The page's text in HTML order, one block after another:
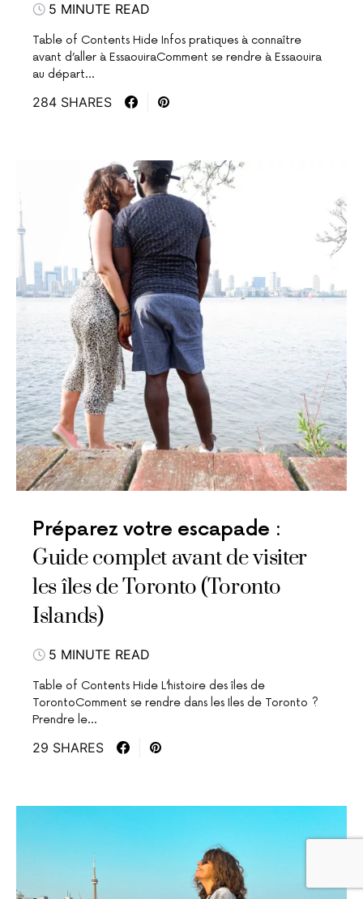
5 MINUTE READ
Table of Contents Hide Infos pratiques à connaître
avant d’aller à EssaouiraComment se rendre à Essaouira
au départ…
284 SHARES
Préparez votre escapade :
Guide complet avant de visiter
les îles de Toronto (Toronto
Islands)
5 MINUTE READ
Table of Contents Hide L’histoire des îles de
TorontoComment se rendre dans les Iles de Toronto ?
Prendre le…
29 SHARES